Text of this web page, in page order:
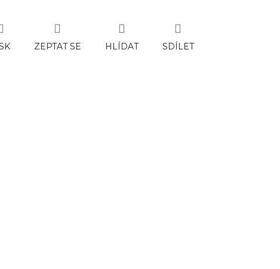
ZEPTAT SE HLÍDAT SDÍLET